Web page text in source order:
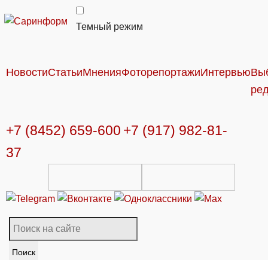
Темный режим
НовостиСтатьиМненияФоторепортажиИнтервью
+7 (8452) 659-600 +7 (917) 982-81-
37
Поиск